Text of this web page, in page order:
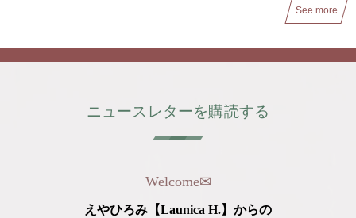
See more
ニュースレターを購読する
Welcome✉︎
えやひろみ【Launica H.】からの